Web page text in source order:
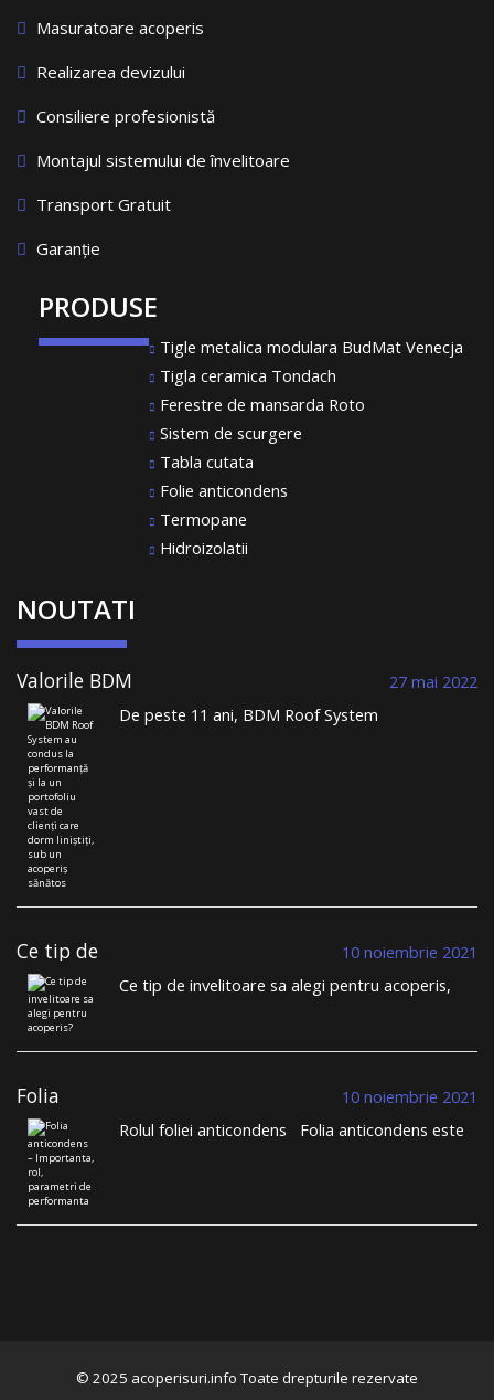
Masuratoare acoperis
Realizarea devizului
Consiliere profesionistă
Montajul sistemului de învelitoare
Transport Gratuit
Garanție
PRODUSE
Tigle metalica modulara BudMat Venecja
Tigla ceramica Tondach
Ferestre de mansarda Roto
Sistem de scurgere
Tabla cutata
Folie anticondens
Termopane
Hidroizolatii
NOUTATI
Valorile BDM
Roof System au
condus la
performanță și la
un portofoliu
vast de clienți
care dorm
liniștiți, sub un
acoperiș sănătos
27 mai 2022
De peste 11 ani, BDM Roof System
Ce tip de
invelitoare sa
alegi pentru
acoperis?
10 noiembrie 2021
Ce tip de invelitoare sa alegi pentru acoperis,
cand iti planificai schimbarea invelitorii vechi, ai
Continuă să citești→
Folia
anticondens –
Importanta, rol,
parametri de
performanta
10 noiembrie 2021
Rolul foliei anticondens Folia anticondens este
© 2025 acoperisuri.info Toate drepturile rezervate